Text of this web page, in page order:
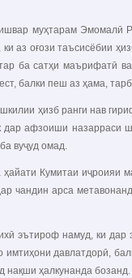
муҳтарам
аз оғози таъсисёбии
ба сатҳи маърифатӣ
балки пеш аз ҳама,
ҳизб ранги нав
афзоиши
вуҷуд омад.
Кумитаи
чандин арса
эътироф намуд, ки
давлатдорӣ,
ҳалкунанда